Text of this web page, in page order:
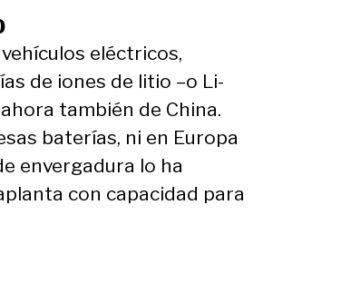
eléctricos,
de iones de litio –o Li-
también de China.
baterías, ni en Europa
envergadura lo ha
con capacidad para